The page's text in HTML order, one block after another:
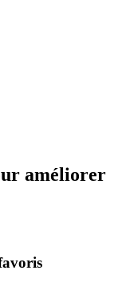
améliorer